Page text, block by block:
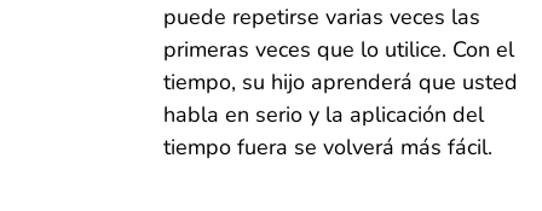
puede repetirse varias veces las
primeras veces que lo utilice. Con el
tiempo, su hijo aprenderá que usted
habla en serio y la aplicación del
tiempo fuera se volverá más fácil.